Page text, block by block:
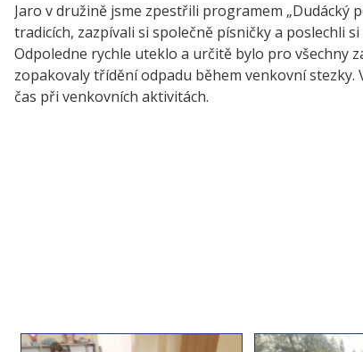
Jaro v družině jsme zpestřili programem „Dudácký
tradicích, zazpívali si společně písničky a poslechli
Odpoledne rychle uteklo a určitě bylo pro všechny
zopakovaly třídění odpadu během venkovní
čas při venkovních aktivitách.